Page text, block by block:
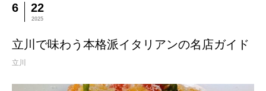
6 22
2025
立川で味わう本格派イタリアンの名店ガイド
立川